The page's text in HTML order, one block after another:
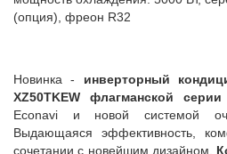
(опция), фреон R32
Новинка - инверторный
XZ50TKEW флагманской серии
Econavi и новой системой
Выдающаяся эффективность,
сочетании с новейшим дизайном.